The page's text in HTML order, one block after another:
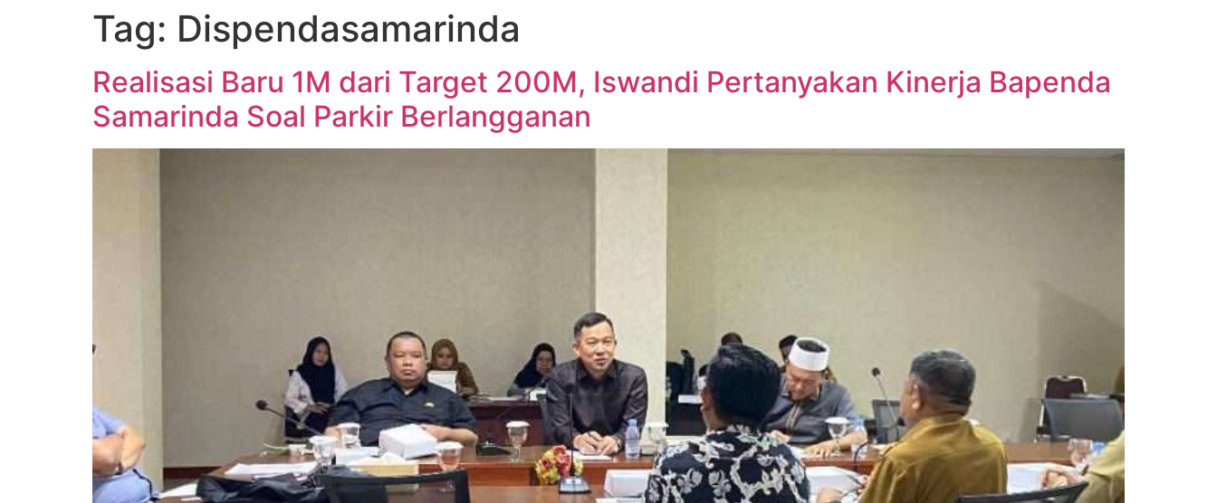
Tag: Dispendasamarinda
Realisasi Baru 1M dari Target 200M, Iswandi Pertanyakan Kinerja Bapenda
Samarinda Soal Parkir Berlangganan